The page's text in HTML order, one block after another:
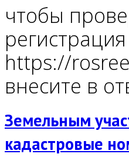
чтобы
https://
внесите в
Земельным
кадастровые